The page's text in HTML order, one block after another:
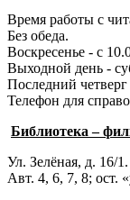
Время работы с
Без обеда.
Воскресенье - с
Выходной день -
Последний
Телефон для
Библиотека –
Ул. Зелёная, д. 16/1.
Авт. 4, 6, 7, 8; ост.